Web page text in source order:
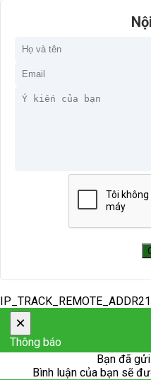
×
Thông báo
Bạn đã
Bình luận của bạn sẽ